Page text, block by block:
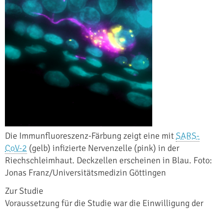
Die Immunfluoreszenz-Färbung zeigt eine mitSARS-
CoV-2 (gelb) infizierte Nervenzelle (pink) in der
Riechschleimhaut. Deckzellen erscheinen in Blau. Foto:
Jonas Franz/Universitätsmedizin Göttingen
Zur Studie
Voraussetzung für die Studie war die Einwilligung der